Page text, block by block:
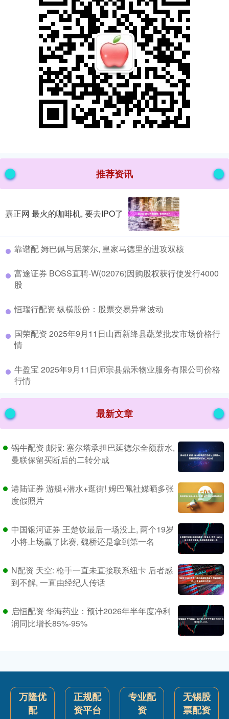
推荐资讯
嘉正网 最火的咖啡机, 要去IPO了
​靠谱配 姆巴佩与居莱尔, 皇家马德里的进攻双核
​富途证券 BOSS直聘-W(02076)因购股权获行使发行4000
股
​恒瑞行配资 纵横股份：股票交易异常波动
​国荣配资 2025年9月11日山西新绛县蔬菜批发市场价格行
情
​牛盈宝 2025年9月11日师宗县鼎禾物业服务有限公司价格
行情
最新文章
锅牛配资 邮报: 塞尔塔承担巴延德尔全额薪水,
曼联保留买断后的二转分成
港陆证券 游艇+潜水+逛街! 姆巴佩社媒晒多张
度假照片
中国银河证券 王楚钦最后一场没上, 两个19岁
小将上场赢了比赛, 魏桥还是拿到第一名
N配资 天空: 枪手一直未直接联系纽卡 后者感
到不解, 一直由经纪人传话
启恒配资 华海药业：预计2026年半年度净利
润同比增长85%-95%
万隆优
配
正规配
资平台
专业配
资
无锡股
票配资